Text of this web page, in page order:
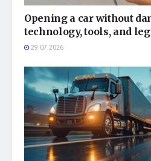
Opening a car without
technology, tools, and
29.07.2026